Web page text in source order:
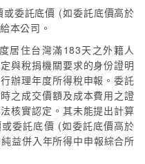
委託底價 (如委託底價高於
本公司。
居住台灣滿183天之外籍人
與稅捐機關要求的身份證明
辦理年度所得稅申報。委託
之成交價額及成本費用之證
核實認定。其未能提出計算
委託底價 (如委託底價高於
益併入年所得中申報綜合所